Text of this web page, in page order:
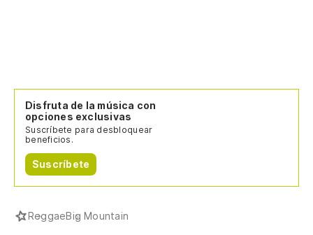
Disfruta de la música con
opciones exclusivas
Suscríbete para desbloquear
beneficios.
Suscríbete
ReggaeBig Mountain